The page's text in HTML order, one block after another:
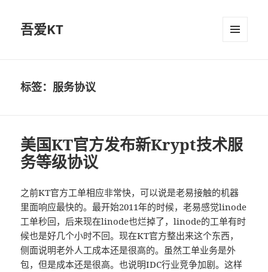
吾爱KT
标签：服务协议
美国KT官方发布新Krypt技术服
务等级协议
之前KT官方工单相应非常快，可以说是老易接触的机器
里面响应最快的。最开始2011年的时候，老易感觉linode
工单秒回，后来现在linode也烂掉了，linode的工单有时
候也是好几个小时不回。现在KT官方整出来这个东西，
侧面说明老外人工成本还是很高的。虽然工单业务是外
包，但是成本还是很高。也说明IDC行业竞争加剧。这样